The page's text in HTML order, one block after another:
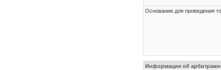
Основание для проведения
Информация об